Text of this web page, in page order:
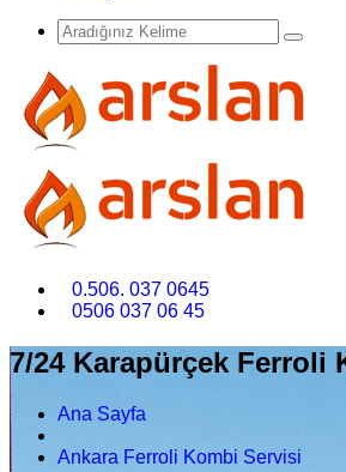
0.506. 037 0645
0506 037 06 45
7/24 Karapürçek Ferroli
Ana Sayfa
Ankara Ferroli Kombi Servisi